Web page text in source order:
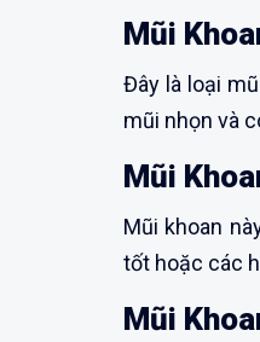
Mũi
Đây là loại
mũi nhọn và
Mũi
Mũi khoan
tốt hoặc các
Mũi